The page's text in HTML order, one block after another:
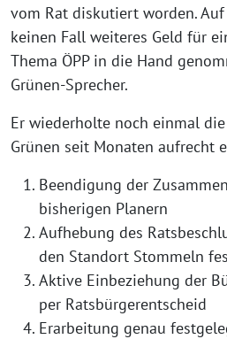
vom Rat diskutiert worden.
keinen Fall weiteres Geld für
Thema ÖPP in die Hand
Grünen-Sprecher.
Er wiederholte noch einmal
Grünen seit Monaten aufrecht
Beendigung der
bisherigen Planern
Aufhebung des
den Standort Stommeln
Aktive Einbeziehung der
per Ratsbürgerentscheid
Erarbeitung genau